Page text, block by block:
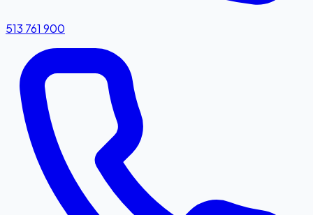
513 761 900